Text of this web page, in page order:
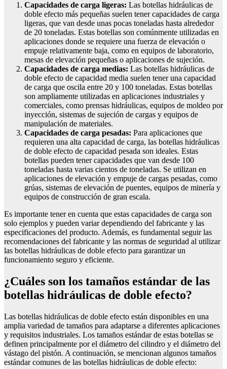
Capacidades de carga ligeras: Las botellas hidráulicas de
doble efecto más pequeñas suelen tener capacidades de carga
ligeras, que van desde unas pocas toneladas hasta alrededor
de 20 toneladas. Estas botellas son comúnmente utilizadas en
aplicaciones donde se requiere una fuerza de elevación o
empuje relativamente baja, como en equipos de laboratorio,
mesas de elevación pequeñas o aplicaciones de sujeción.
Capacidades de carga medias: Las botellas hidráulicas de
doble efecto de capacidad media suelen tener una capacidad
de carga que oscila entre 20 y 100 toneladas. Estas botellas
son ampliamente utilizadas en aplicaciones industriales y
comerciales, como prensas hidráulicas, equipos de moldeo por
inyección, sistemas de sujeción de cargas y equipos de
manipulación de materiales.
Capacidades de carga pesadas: Para aplicaciones que
requieren una alta capacidad de carga, las botellas hidráulicas
de doble efecto de capacidad pesada son ideales. Estas
botellas pueden tener capacidades que van desde 100
toneladas hasta varias cientos de toneladas. Se utilizan en
aplicaciones de elevación y empuje de cargas pesadas, como
grúas, sistemas de elevación de puentes, equipos de minería y
equipos de construcción de gran escala.
Es importante tener en cuenta que estas capacidades de carga son
solo ejemplos y pueden variar dependiendo del fabricante y las
especificaciones del producto. Además, es fundamental seguir las
recomendaciones del fabricante y las normas de seguridad al utilizar
las botellas hidráulicas de doble efecto para garantizar un
funcionamiento seguro y eficiente.
¿Cuáles son los tamaños estándar de las
botellas hidráulicas de doble efecto?
Las botellas hidráulicas de doble efecto están disponibles en una
amplia variedad de tamaños para adaptarse a diferentes aplicaciones
y requisitos industriales. Los tamaños estándar de estas botellas se
definen principalmente por el diámetro del cilindro y el diámetro del
vástago del pistón. A continuación, se mencionan algunos tamaños
estándar comunes de las botellas hidráulicas de doble efecto: